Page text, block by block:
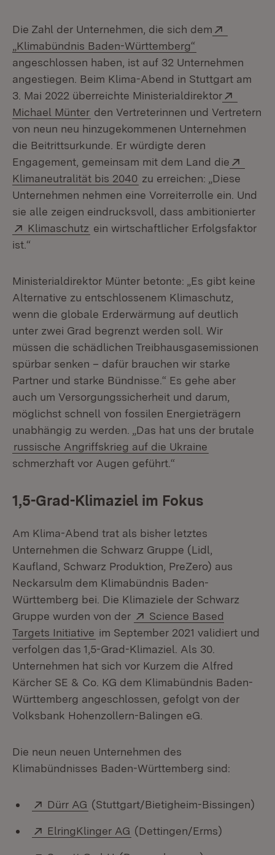
Die Zahl der Unternehmen, die sich dem
„Klimabündnis Baden-Württemberg“
angeschlossen haben, ist auf 32 Unternehmen
angestiegen. Beim Klima-Abend in Stuttgart am
3. Mai 2022 überreichte Ministerialdirektor
Michael Münter (Öffnet in neuem Fenster)
den Vertreterinnen und Vertretern
von neun neu hinzugekommenen Unternehmen
die Beitrittsurkunde. Er würdigte deren
Engagement, gemeinsam mit dem Land die
Klimaneutralität bis 2040 (Öffnet in neuem Fenster)
zu erreichen: „Diese
Unternehmen nehmen eine Vorreiterrolle ein. Und
sie alle zeigen eindrucksvoll, dass ambitionierter
Extern:
Klimaschutz (Öffnet in neuem Fenster)
ein wirtschaftlicher Erfolgsfaktor
ist.“
Ministerialdirektor Münter betonte: „Es gibt keine
Alternative zu entschlossenem Klimaschutz,
wenn die globale Erderwärmung auf deutlich
unter zwei Grad begrenzt werden soll. Wir
müssen die schädlichen Treibhausgasemissionen
spürbar senken – dafür brauchen wir starke
Partner und starke Bündnisse.“ Es gehe aber
auch um Versorgungssicherheit und darum,
möglichst schnell von fossilen Energieträgern
unabhängig zu werden. „Das hat uns der brutale
russische Angriffskrieg auf die Ukraine
schmerzhaft vor Augen geführt.“
1,5-Grad-Klimaziel im Fokus
Am Klima-Abend trat als bisher letztes
Unternehmen die Schwarz Gruppe (Lidl,
Kaufland, Schwarz Produktion, PreZero) aus
Neckarsulm dem Klimabündnis Baden-
Württemberg bei. Die Klimaziele der Schwarz
Gruppe wurden von der
Extern:
Science Based
Targets Initiative (Öffnet in neuem Fenster)
im September 2021 validiert und
verfolgen das 1,5-Grad-Klimaziel. Als 30.
Unternehmen hat sich vor Kurzem die Alfred
Kärcher SE & Co. KG dem Klimabündnis Baden-
Württemberg angeschlossen, gefolgt von der
Volksbank Hohenzollern-Balingen eG.
Die neun neuen Unternehmen des
Klimabündnisses Baden-Württemberg sind:
Extern:
Dürr AG (Öffnet in neuem Fenster)
(Stuttgart/Bietigheim-Bissingen)
Extern:
ElringKlinger AG (Öffnet in neuem Fenster)
(Dettingen/Erms)